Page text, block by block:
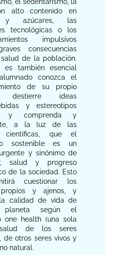
alto contenido en
y azúcares, las
tecnológicas o los
impulsivos
consecuencias
de la población.
es también esencial
conozca el
de su propio
destierre ideas
y estereotipos
y comprenda y
a la luz de las
científicas, que el
sostenible es un
y sinónimo de
salud y progreso
de la sociedad. Esto
cuestionar los
propios y ajenos, y
calidad de vida de
planeta según el
one health (una sola
de los seres
de otros seres vivos y
natural.